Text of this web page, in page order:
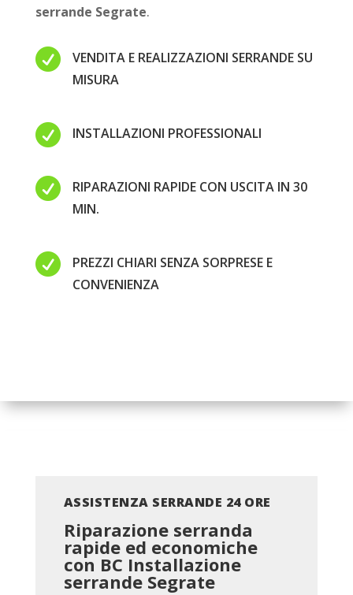
serrande Segrate.

VENDITA E REALIZZAZIONI SERRANDE SU
MISURA
 INSTALLAZIONI PROFESSIONALI

RIPARAZIONI RAPIDE CON USCITA IN 30
MIN.

PREZZI CHIARI SENZA SORPRESE E
CONVENIENZA
ASSISTENZA SERRANDE 24 ORE
Riparazione serranda
rapide ed economiche
con BC Installazione
serrande Segrate